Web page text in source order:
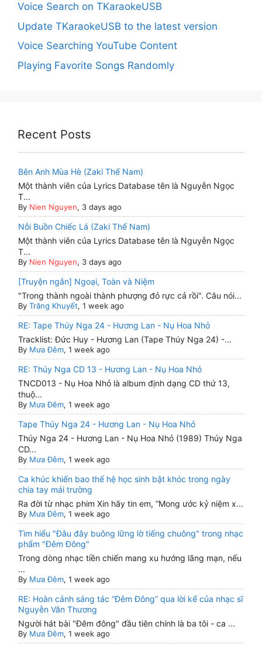
Voice Search on TKaraokeUSB
Update TKaraokeUSB to the latest version
Voice Searching YouTube Content
Playing Favorite Songs Randomly
Recent Posts
Bên Anh Mùa Hè (Zaki Thế Nam)
Một thành viên của Lyrics Database tên là Nguyễn Ngọc
T...
By Nien Nguyen, 3 days ago
Nỗi Buồn Chiếc Lá (Zaki Thế Nam)
Một thành viên của Lyrics Database tên là Nguyễn Ngọc
T...
By Nien Nguyen, 3 days ago
[Truyện ngắn] Ngoại, Toàn và Niệm
"Trong thành ngoài thành phượng đỏ rực cả rồi". Câu nói...
By Trăng Khuyết, 1 week ago
RE: Tape Thúy Nga 24 - Hương Lan - Nụ Hoa Nhỏ
Tracklist: Đức Huy - Hương Lan (Tape Thúy Nga 24) -...
By Mưa Đêm, 1 week ago
RE: Thúy Nga CD 13 - Hương Lan - Nụ Hoa Nhỏ
TNCD013 - Nụ Hoa Nhỏ là album định dạng CD thứ 13,
thuộ...
By Mưa Đêm, 1 week ago
Tape Thúy Nga 24 - Hương Lan - Nụ Hoa Nhỏ
Thúy Nga 24 - Hương Lan - Nụ Hoa Nhỏ (1989) Thúy Nga
CD...
By Mưa Đêm, 1 week ago
Ca khúc khiến bao thế hệ học sinh bật khóc trong ngày
chia tay mái trường
Ra đời từ nhạc phim Xin hãy tin em, “Mong ước kỷ niệm x...
By Mưa Đêm, 1 week ago
Tìm hiểu "Đâu đây buông lững lờ tiếng chuông" trong nhạc
phẩm "Đêm Đông"
Trong dòng nhạc tiền chiến mang xu hướng lãng mạn, nếu
...
By Mưa Đêm, 1 week ago
RE: Hoàn cảnh sáng tác “Đêm Đông” qua lời kể của nhạc sĩ
Nguyễn Văn Thương
Người hát bài "Đêm đông" đầu tiên chính là ba tôi - ca ...
By Mưa Đêm, 1 week ago